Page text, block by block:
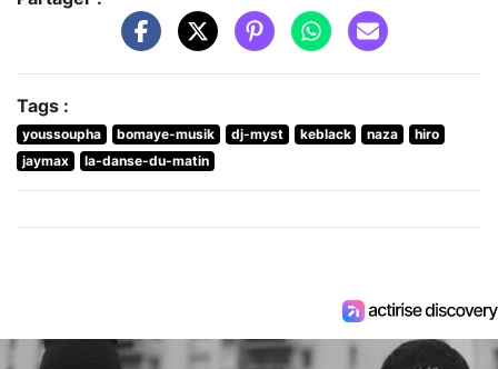
Tags :
youssoupha bomaye-musik dj-myst keblack naza
hiro
jaymax
la-danse-du-matin